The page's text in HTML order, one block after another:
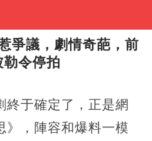
爭議，劇情奇葩，前
令停拍
終于確定了，正是網
》，陣容和爆料一模